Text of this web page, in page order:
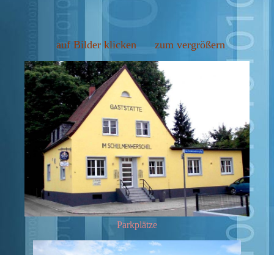
auf Bilder klicken zum vergrößern
Parkplätze